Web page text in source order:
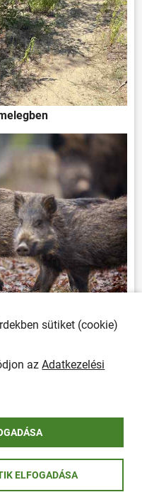
felé
sütiket (cookie)
azAdatkezelési
ELFOGADÁSA